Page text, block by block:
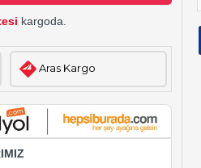
kargoda.
Aras Kargo